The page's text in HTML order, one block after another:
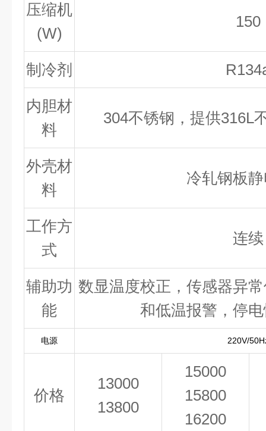
压缩机
(W)
150
制冷剂
内胆材
料
304不锈钢，提供316L
外壳材
料
冷轧钢板
工作方
式
连续
辅助功
能
数显温度校正，传感器异
和低温报警，停
电源 220V/
价格
13000
13800
15000
15800
16200